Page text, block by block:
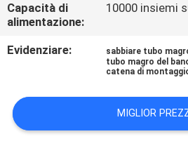
CASI
UNA
CITAZIONE
Capacità di
alimentazione:
10000 insiemi
Evidenziare: sabbiare tubo
tubo magro del
catena di
MIGLIOR